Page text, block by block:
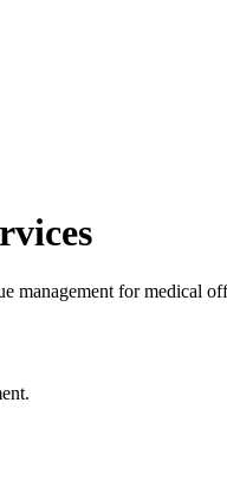
management for medical